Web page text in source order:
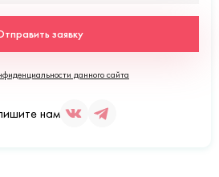
заявку
данного сайта
нам